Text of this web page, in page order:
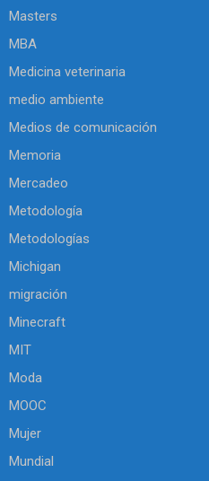
Masters
MBA
Medicina veterinaria
medio ambiente
Medios de comunicación
Memoria
Mercadeo
Metodología
Metodologías
Michigan
migración
Minecraft
MIT
Moda
MOOC
Mujer
Mundial